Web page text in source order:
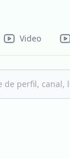
Video